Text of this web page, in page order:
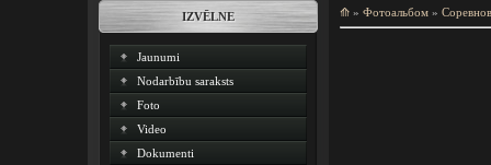
IZVĒLNE
Jaunumi
Nodarbību saraksts
Foto
Video
Dokumenti
⟰ » Фотоальбом »